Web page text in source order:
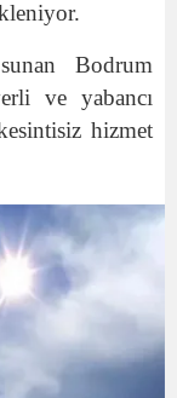
Bodrum
ve yabancı
hizmet